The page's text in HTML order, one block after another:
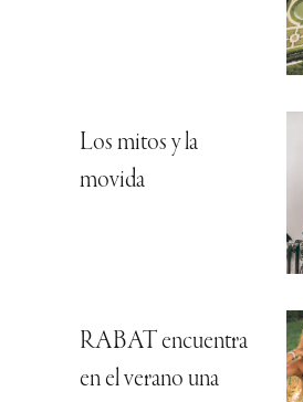
Los mitos y la
movida
RABAT encuentra
en el verano una